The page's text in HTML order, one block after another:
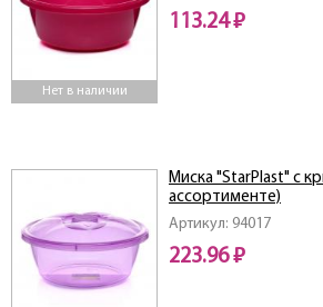
Нет в наличии
113.24 ₽
Артикул: 94017
Миска "StarPlast" с
ассортименте)
223.96 ₽